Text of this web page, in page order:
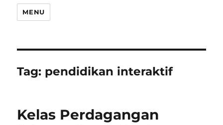
MENU
Tag: pendidikan interaktif
Kelas Perdagangan